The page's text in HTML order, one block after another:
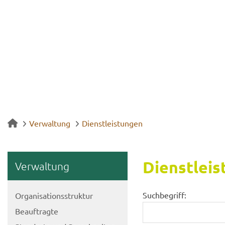
Verwaltung Dienstleistungen
Ver­wal­tung
Or­ga­ni­sa­ti­ons­struk­tur
Be­auf­trag­te
Suchbegriff: